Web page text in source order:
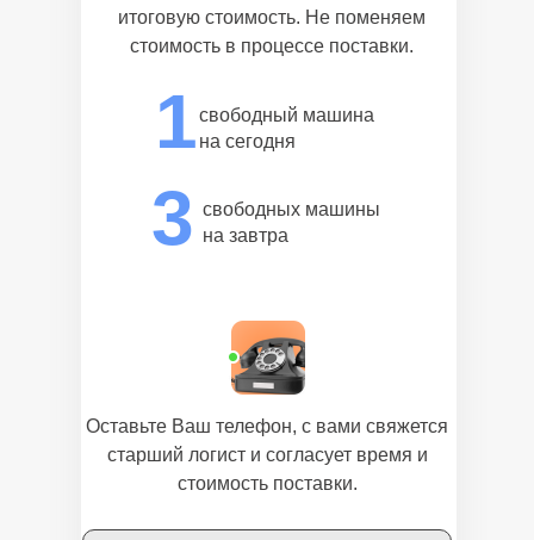
итоговую стоимость. Не поменяем
стоимость в процессе поставки.
1
3
свободный машина
на сегодня
свободных машины
на завтра
Оставьте Ваш телефон, с вами свяжется
старший логист и согласует время и
стоимость поставки.